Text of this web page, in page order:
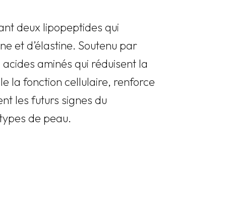
deux lipopeptides qui
et d’élastine. Soutenu par
aminés qui réduisent la
la fonction cellulaire, renforce
les futurs signes du
de peau.